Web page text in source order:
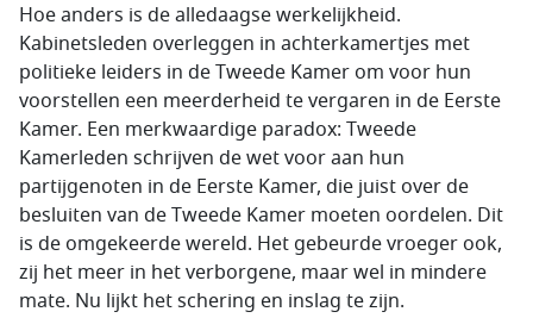
Hoe anders is de alledaagse werkelijkheid.
Kabinetsleden overleggen in achterkamertjes met
politieke leiders in de Tweede Kamer om voor hun
voorstellen een meerderheid te vergaren in de Eerste
Kamer. Een merkwaardige paradox: Tweede
Kamerleden schrijven de wet voor aan hun
partijgenoten in de Eerste Kamer, die juist over de
besluiten van de Tweede Kamer moeten oordelen. Dit
is de omgekeerde wereld. Het gebeurde vroeger ook,
zij het meer in het verborgene, maar wel in mindere
mate. Nu lijkt het schering en inslag te zijn.